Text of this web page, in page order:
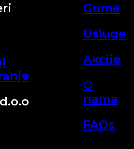
Gume
Usluge
Akcije
O
nama
FAQs